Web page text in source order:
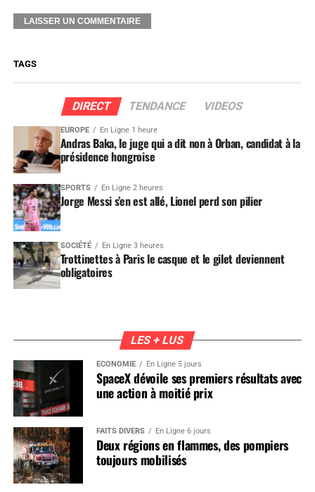
TAGS
DIRECT TENDANCE VIDEOS
EUROPE En Ligne 1 heure
Andras Baka, le juge qui a dit non à Orban, candidat à la
présidence hongroise
SPORTS En Ligne 2 heures
Jorge Messi s’en est allé, Lionel perd son pilier
SOCIÉTÉ En Ligne 3 heures
Trottinettes à Paris le casque et le gilet deviennent
obligatoires
LES + LUS
ÉCONOMIE En Ligne 5 jours
SpaceX dévoile ses premiers résultats avec
une action à moitié prix
FAITS DIVERS En Ligne 6 jours
Deux régions en flammes, des pompiers
toujours mobilisés